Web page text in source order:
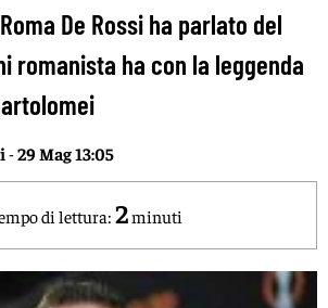
De Rossi ha parlato del
romanista ha con la leggenda
-29 Mag 13:05
di lettura: 2minuti